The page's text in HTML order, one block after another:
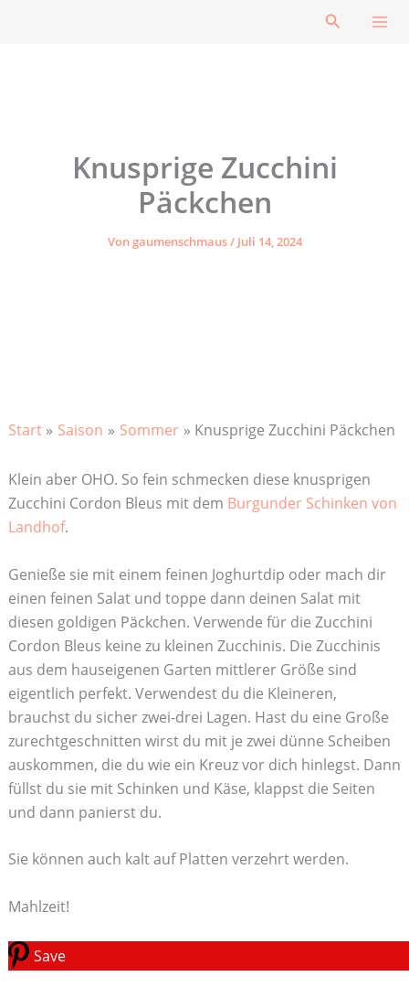
Suchen
Knusprige Zucchini
Päckchen
Vongaumenschmaus/ Juli 14, 2024
Start Saison Sommer Knusprige Zucchini Päckchen
Klein aber OHO. So fein schmecken diese knusprigen
Zucchini Cordon Bleus mit dem Burgunder Schinken von
Landhof.
Genieße sie mit einem feinen Joghurtdip oder mach dir
einen feinen Salat und toppe dann deinen Salat mit
diesen goldigen Päckchen. Verwende für die Zucchini
Cordon Bleus keine zu kleinen Zucchinis. Die Zucchinis
aus dem hauseigenen Garten mittlerer Größe sind
eigentlich perfekt. Verwendest du die Kleineren,
brauchst du sicher zwei-drei Lagen. Hast du eine Große
zurechtgeschnitten wirst du mit je zwei dünne Scheiben
auskommen, die du wie ein Kreuz vor dich hinlegst. Dann
füllst du sie mit Schinken und Käse, klappst die Seiten
und dann panierst du.
Sie können auch kalt auf Platten verzehrt werden.
Mahlzeit!
Save